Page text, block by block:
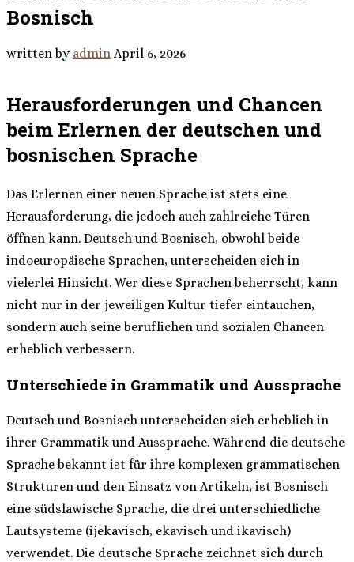
Bosnisch
written by admin April 6, 2026
Herausforderungen und Chancen
beim Erlernen der deutschen und
bosnischen Sprache
Das Erlernen einer neuen Sprache ist stets eine
Herausforderung, die jedoch auch zahlreiche Türen
öffnen kann. Deutsch und Bosnisch, obwohl beide
indoeuropäische Sprachen, unterscheiden sich in
vielerlei Hinsicht. Wer diese Sprachen beherrscht, kann
nicht nur in der jeweiligen Kultur tiefer eintauchen,
sondern auch seine beruflichen und sozialen Chancen
erheblich verbessern.
Unterschiede in Grammatik und Aussprache
Deutsch und Bosnisch unterscheiden sich erheblich in
ihrer Grammatik und Aussprache. Während die deutsche
Sprache bekannt ist für ihre komplexen grammatischen
Strukturen und den Einsatz von Artikeln, ist Bosnisch
eine südslawische Sprache, die drei unterschiedliche
Lautsysteme (ijekavisch, ekavisch und ikavisch)
verwendet. Die deutsche Sprache zeichnet sich durch